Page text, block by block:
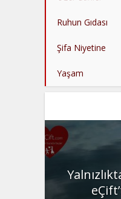
Ruhun Gıdası
Şifa Niyetine
Yaşam